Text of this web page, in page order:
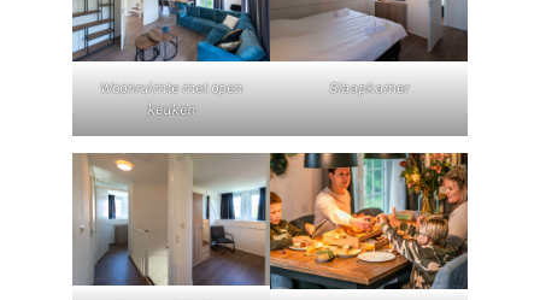
Woonruimte met open
keuken
Slaapkamer